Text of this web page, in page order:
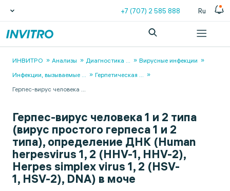
+7 (707) 2 585 888 Ru
ИНВИТРО Анализы Диагностика ...
Вирусные инфекции
Инфекции, вызываемые ... Герпетическая ...
Герпес-вирус человека ...
Герпес-вирус человека 1 и 2 типа
(вирус простого герпеса 1 и 2
типа), определение ДНК (Human
herpesvirus 1, 2 (HHV-1, HHV-2),
Herpes simplex virus 1, 2 (HSV-
1, HSV-2), DNA) в моче